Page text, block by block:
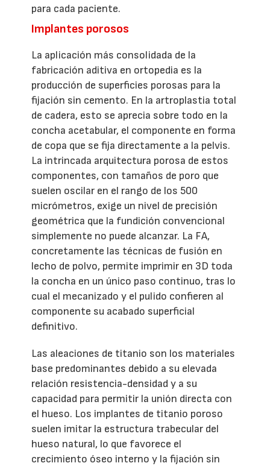
para cada paciente.
Implantes porosos
La aplicación más consolidada de la
fabricación aditiva en ortopedia es la
producción de superficies porosas para la
fijación sin cemento. En la artroplastia total
de cadera, esto se aprecia sobre todo en la
concha acetabular, el componente en forma
de copa que se fija directamente a la pelvis.
La intrincada arquitectura porosa de estos
componentes, con tamaños de poro que
suelen oscilar en el rango de los 500
micrómetros, exige un nivel de precisión
geométrica que la fundición convencional
simplemente no puede alcanzar. La FA,
concretamente las técnicas de fusión en
lecho de polvo, permite imprimir en 3D toda
la concha en un único paso continuo, tras lo
cual el mecanizado y el pulido confieren al
componente su acabado superficial
definitivo.
Las aleaciones de titanio son los materiales
base predominantes debido a su elevada
relación resistencia-densidad y a su
capacidad para permitir la unión directa con
el hueso. Los implantes de titanio poroso
suelen imitar la estructura trabecular del
hueso natural, lo que favorece el
crecimiento óseo interno y la fijación sin